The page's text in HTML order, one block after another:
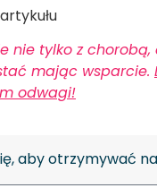
nie tylko z
mając wsparcie.
odwagi!
aby otrzymywać